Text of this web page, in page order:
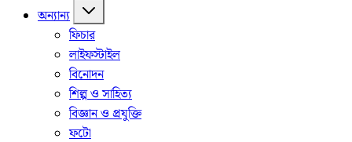
অন্যান্য
ফিচার
লাইফস্টাইল
বিনোদন
শিল্প ও সাহিত্য
বিজ্ঞান ও প্রযুক্তি
ফটো